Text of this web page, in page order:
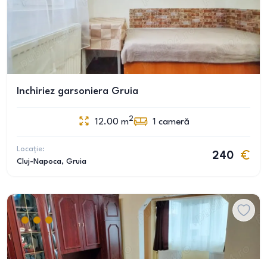
Inchiriez garsoniera Gruia
12.00 m2 1 cameră
Locație:
Cluj-Napoca, Gruia
240